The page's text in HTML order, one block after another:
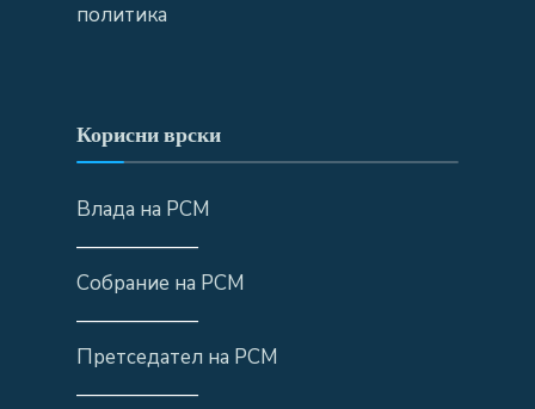
политика
Корисни врски
Влада на РСМ
——————
Собрание на РСМ
——————
Претседател на РСМ
——————